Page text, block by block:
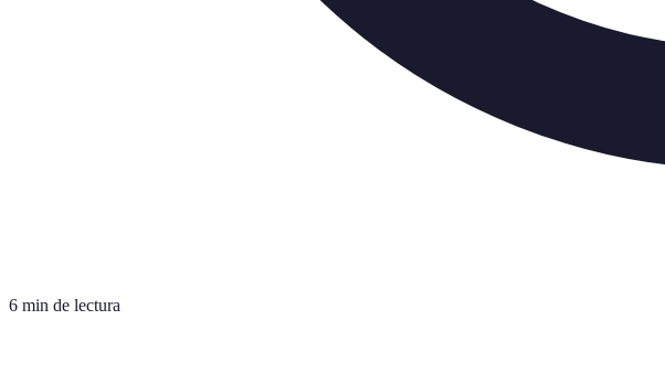
6 min de lectura